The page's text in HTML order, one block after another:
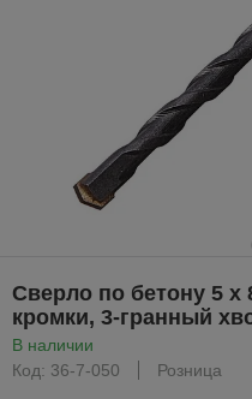
Сверло по бетону 5
кромки, 3-гранный
В наличии
Код: 36-7-050
Розница